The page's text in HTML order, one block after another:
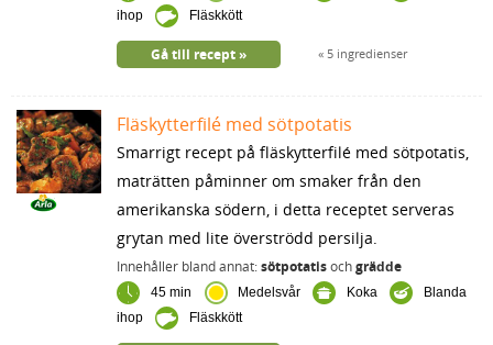
ihop
Fläskkött
5 ingredienser
Gå till recept
Fläskytterfilé med sötpotatis
Smarrigt recept på fläskytterfilé med sötpotatis,
maträtten påminner om smaker från den
amerikanska södern, i detta receptet serveras
grytan med lite överströdd persilja.
Innehåller bland annat:sötpotatisochgrädde
45 min Medelsvår Koka
Blanda
ihop
Fläskkött